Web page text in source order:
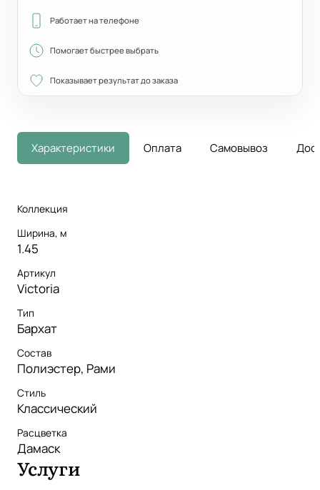
Работает на телефоне
Помогает быстрее выбрать
Показывает результат до заказа
Характеристики Оплата Самовывоз
Коллекция
Ширина, м
1.45
Артикул
Victoria
Тип
Бархат
Состав
Полиэстер, Рами
Стиль
Классический
Расцветка
Дамаск
Услуги